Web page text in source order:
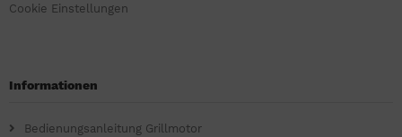
Cookie Einstellungen
Informationen
Bedienungsanleitung Grillmotor